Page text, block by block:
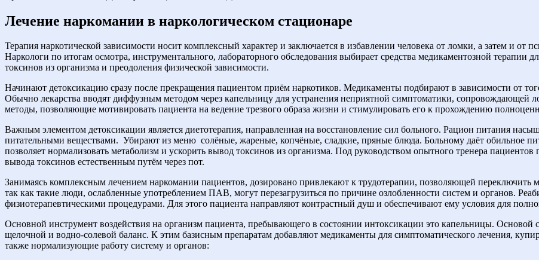
Лечение наркомании в наркологическом стационаре
Терапия наркотической зависимости носит комплексный характер и заключается в избавлении человека от ломки, а затем и
Наркологи по итогам осмотра, инструментального, лабораторного обследования выбирает средства медикаментозной
токсинов из организма и преодоления физической зависимости.
Начинают детоксикацию сразу после прекращения пациентом приём наркотиков. Медикаменты подбирают в зависимости от
Обычно лекарства вводят диффузным методом через капельницу для устранения неприятной симптоматики, сопровождающей
методы, позволяющие мотивировать пациента на ведение трезвого образа жизни и стимулировать его к прохождению
Важным элементом детоксикации является диетотерапия, направленная на восстановление сил больного. Рацион питания
питательными веществами. Убирают из меню солёные, жареные, копчёные, сладкие, пряные блюда. Больному даёт обильное
позволяет нормализовать метаболизм и ускорить вывод токсинов из организма. Под руководством опытного тренера
вывода токсинов естественным путём через пот.
Занимаясь комплексным лечением наркомании пациентов, дозировано привлекают к трудотерапии, позволяющей переключить
так как такие люди, ослабленные употреблением ПАВ, могут перезагрузиться по причине озлобленности систем и органов.
физиотерапевтическими процедурами. Для этого пациента направляют контрастный душ и обеспечивают ему условия для
Основной инструмент воздействия на организм пациента, пребывающего в состоянии интоксикации это капельницы. Основой
щелочной и водно-солевой баланс. К этим базисным препаратам добавляют медикаменты для симптоматического лечения,
также нормализующие работу систему и органов: